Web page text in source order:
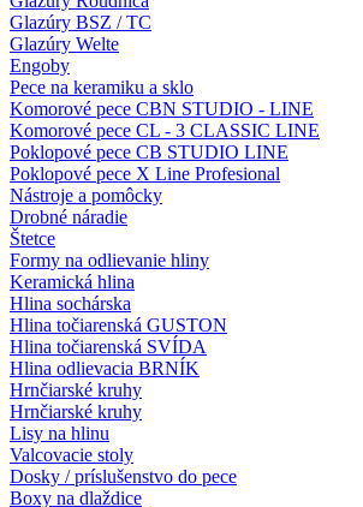
Glazúry BSZ / TC
Glazúry Welte
Engoby
Pece na keramiku a sklo
Komorové pece CBN STUDIO - LINE
Komorové pece CL - 3 CLASSIC LINE
Poklopové pece CB STUDIO LINE
Poklopové pece X Line Profesional
Nástroje a pomôcky
Drobné náradie
Štetce
Formy na odlievanie hliny
Keramická hlina
Hlina sochárska
Hlina točiarenská GUSTON
Hlina točiarenská SVÍDA
Hlina odlievacia BRNÍK
Hrnčiarské kruhy
Hrnčiarské kruhy
Lisy na hlinu
Valcovacie stoly
Dosky / príslušenstvo do pece
Boxy na dlaždice